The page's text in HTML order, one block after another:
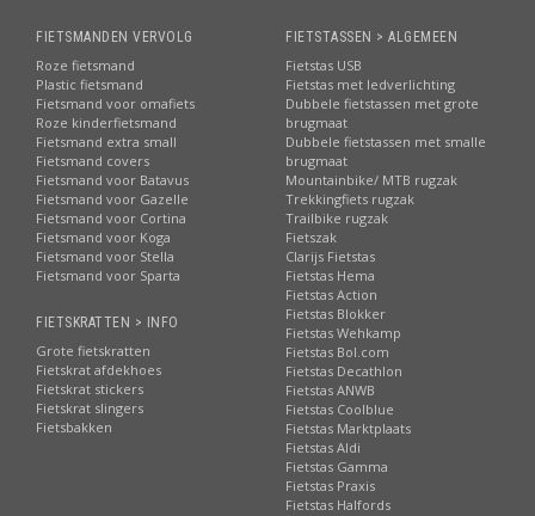
FIETSMANDEN VERVOLG
Roze fietsmand
Plastic fietsmand
Fietsmand voor omafiets
Roze kinderfietsmand
Fietsmand extra small
Fietsmand covers
Fietsmand voor Batavus
Fietsmand voor Gazelle
Fietsmand voor Cortina
Fietsmand voor Koga
Fietsmand voor Stella
Fietsmand voor Sparta
FIETSKRATTEN > INFO
Grote fietskratten
Fietskrat afdekhoes
Fietskrat stickers
Fietskrat slingers
Fietsbakken
FIETSTASSEN > ALGEMEEN
Fietstas USB
Fietstas met ledverlichting
Dubbele fietstassen met grote
brugmaat
Dubbele fietstassen met smalle
brugmaat
Mountainbike/ MTB rugzak
Trekkingfiets rugzak
Trailbike rugzak
Fietszak
Clarijs Fietstas
Fietstas Hema
Fietstas Action
Fietstas Blokker
Fietstas Wehkamp
Fietstas Bol.com
Fietstas Decathlon
Fietstas ANWB
Fietstas Coolblue
Fietstas Marktplaats
Fietstas Aldi
Fietstas Gamma
Fietstas Praxis
Fietstas Halfords